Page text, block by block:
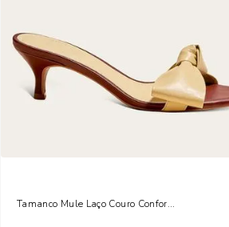
Tamanco Mule Laço Couro Confort Salto Fino